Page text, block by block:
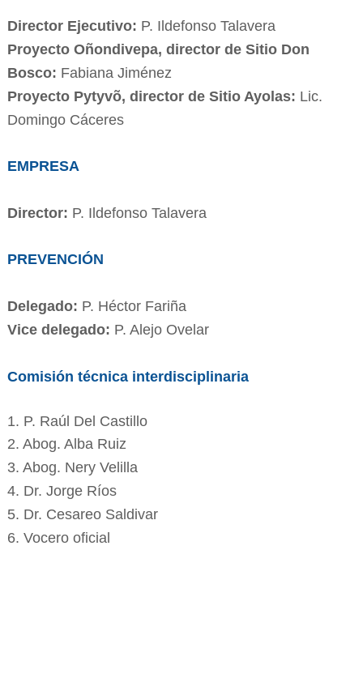
Director Ejecutivo: P. Ildefonso Talavera
Proyecto Oñondivepa, director de Sitio Don
Bosco: Fabiana Jiménez
Proyecto Pytyvõ, director de Sitio Ayolas: Lic.
Domingo Cáceres
EMPRESA
Director: P. Ildefonso Talavera
PREVENCIÓN
Delegado: P. Héctor Fariña
Vice delegado: P. Alejo Ovelar
Comisión técnica interdisciplinaria
1. P. Raúl Del Castillo
2. Abog. Alba Ruiz
3. Abog. Nery Velilla
4. Dr. Jorge Ríos
5. Dr. Cesareo Saldivar
6. Vocero oficial